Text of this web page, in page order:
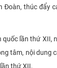
thúc đẩy
lần thứ XII,
tâm, nội dung
thứ XII.